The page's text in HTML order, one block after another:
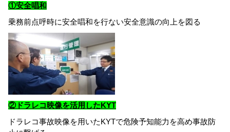
①安全唱和
乗務前点呼時に安全唱和を行ない安全意識の向上を図る
②ドラレコ映像を活用したKYT
ドラレコ事故映像を用いたKYTで危険予知能力を高め事故防